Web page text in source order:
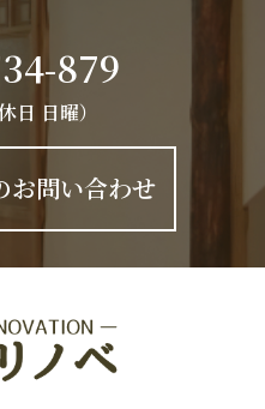
879
日 日曜）
お問い合わせ